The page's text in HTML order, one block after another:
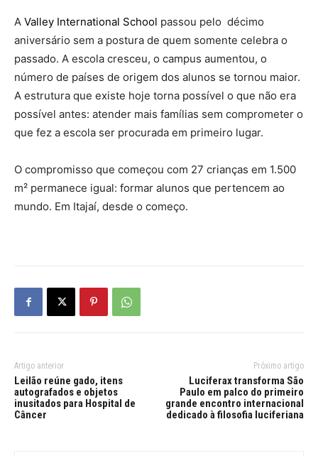
A Valley International School passou pelo décimo
aniversário sem a postura de quem somente celebra o
passado. A escola cresceu, o campus aumentou, o
número de países de origem dos alunos se tornou maior.
A estrutura que existe hoje torna possível o que não era
possível antes: atender mais famílias sem comprometer o
que fez a escola ser procurada em primeiro lugar.
O compromisso que começou com 27 crianças em 1.500
m² permanece igual: formar alunos que pertencem ao
mundo. Em Itajaí, desde o começo.
Artigo anterior
Leilão reúne gado, itens
autografados e objetos
inusitados para Hospital de
Câncer
Próximo artigo
Luciferax transforma São
Paulo em palco do primeiro
grande encontro internacional
dedicado à filosofia luciferiana